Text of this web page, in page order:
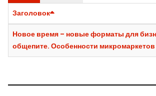
Заголовок
Новое время – новые форматы для
общепите. Особенности микромаркетов